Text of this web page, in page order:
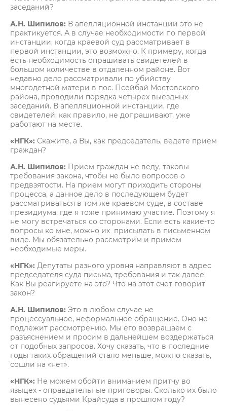
заседаний?
А.Н. Шипилов: В апелляционной инстанции это не
практикуется. А в случае необходимости по первой
инстанции, когда краевой суд рассматривает в
первой инстанции, это возможно. К примеру, когда
есть необходимость опрашивать свидетелей в
большом количестве в отдаленном районе. Вот
недавно дело рассматривали по убийству
многодетной матери в пос. Псейбай Мостовского
района, проводили порядка четырех выездных
заседаний. В апелляционной инстанции, где
свидетелей, как правило, не допрашивают, уже
работают на месте.
«НГК»: Скажите, а Вы, как председатель, ведете прием
граждан?
А.Н. Шипилов: Прием граждан не веду, таковы
требования закона, чтобы не было вопросов о
предвзятости. На прием могут приходить стороны
процесса, а данное дело в последующем будет
рассматриваться в том же краевом суде, в составе
президиума, где я тоже принимаю участие. Поэтому я
не могу встречаться со сторонами. Если есть какие-то
вопросы ко мне, можно их присылать в письменном
виде. Мы обязательно рассмотрим и примем
необходимые меры.
«НГК»: Депутаты разного уровня направляют в адрес
председателя суда письма, требования и так далее.
Как Вы реагируете на это? Что на этот счет говорит
закон?
А.Н. Шипилов: Это в любом случае не
процессуальное, неформальное обращение. Оно не
подлежит рассмотрению. Мы его возвращаем с
разъяснением и просим в дальнейшем воздержаться
от подобных запросов. Хочу сказать, что в последние
годы таких обращений стало меньше, можно сказать,
сошли на «нет».
«НГК»: Не можем обойти вниманием притчу во
языцех - оправдательные приговоры. Сколько их было
вынесено судьями Крайсуда в прошлом году?